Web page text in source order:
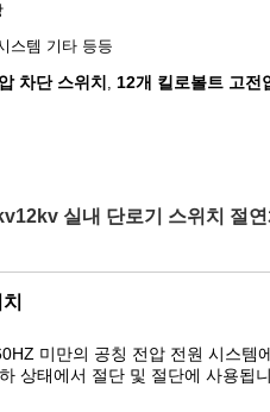
스템 기타 등등
차단 스위치 , 12개 킬로볼트 고전
실내 단로기 스위치 절연
미만의 공칭 전압 전원 시스템
상태에서 절단 및 절단에 사용됩